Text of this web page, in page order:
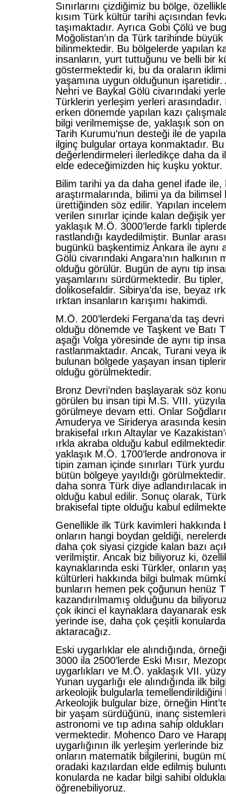
Sınırlarını çizdiğimiz bu bölge,
kısım Türk kültür tarihi açısından
taşımaktadır. Ayrıca Gobi Çölü ve
Moğolistan’ın da Türk tarihinde büyük
bilinmektedir. Bu bölgelerde yapılan
insanların, yurt tuttuğunu ve belli bir
göstermektedir ki, bu da oraların
yaşamına uygun olduğunun işaretidir.
Nehri ve Baykal Gölü civarındaki
Türklerin yerleşim yerleri
erken dönemde yapılan kazı
bilgi verilmemişse de, yaklaşık son
Tarih Kurumu’nun desteği ile de
ilginç bulgular ortaya konmaktadır. Bu
değerlendirmeleri ilerledikçe daha da
elde edeceğimizden hiç kuşku yoktur.
Bilim tarihi ya da daha genel ifade ile,
araştırmalarında, bilimi ya da bilimsel
ürettiğinden söz edilir. Yapılan
verilen sınırlar içinde kalan değişik
yaklaşık M.Ö. 3000’lerde farklı
rastlandığı kaydedilmiştir. Bunlar
bugünkü başkentimiz Ankara ile aynı
Gölü civarındaki Angara’nın halkının
olduğu görülür. Bugün de aynı tip
yaşamlarını sürdürmektedir. Bu
dolikosefaldir. Sibirya’da ise, beyaz
ırktan insanların karışımı hakimdi.
M.Ö. 200’lerdeki Fergana’da taş
olduğu dönemde ve Taşkent ve Batı
aşağı Volga yöresinde de aynı tip
rastlanmaktadır. Ancak, Turani veya
bulunan bölgede yaşayan insan
olduğu görülmektedir.
Bronz Devri’nden başlayarak söz
görülen bu insan tipi M.S. VIII.
görülmeye devam etti. Onlar
Amuderya ve Siriderya arasında
brakisefal ırkın Altaylar ve
ırkla akraba olduğu kabul
yaklaşık M.Ö. 1700’lerde andronova
tipin zaman içinde sınırları Türk
bütün bölgeye yayıldığı
daha sonra Türk diye adlandırılacak
olduğu kabul edilir. Sonuç olarak, Türk
brakisefal tipte olduğu kabul
Genellikle ilk Türk kavimleri hakkında
onların hangi boydan geldiği,
daha çok siyasi çizgide kalan bazı
verilmiştir. Ancak biz biliyoruz ki,
kaynaklarında eski Türkler, onların
kültürleri hakkında bilgi bulmak
bunların hemen pek çoğunun henüz
kazandırılmamış olduğunu da
çok ikinci el kaynaklara dayanarak
yerinde ise, daha çok çeşitli
aktaracağız.
Eski uygarlıklar ele alındığında,
3000 ila 2500’lerde Eski Mısır,
uygarlıkları ve M.Ö. yaklaşık VII.
Yunan uygarlığı ele alındığında ilk
arkeolojik bulgularla temellendirildiğini
Arkeolojik bulgular bize, örneğin
bir yaşam sürdüğünü, inanç
astronomi ve tıp adına sahip
vermektedir. Mohenco Daro ve
uygarlığının ilk yerleşim yerlerinde
onların matematik bilgilerini, bugün
oradaki kazılardan elde edilmiş
konularda ne kadar bilgi sahibi
öğrenebiliyoruz.